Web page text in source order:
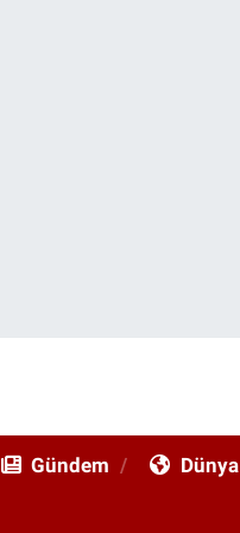
Gündem Dünya